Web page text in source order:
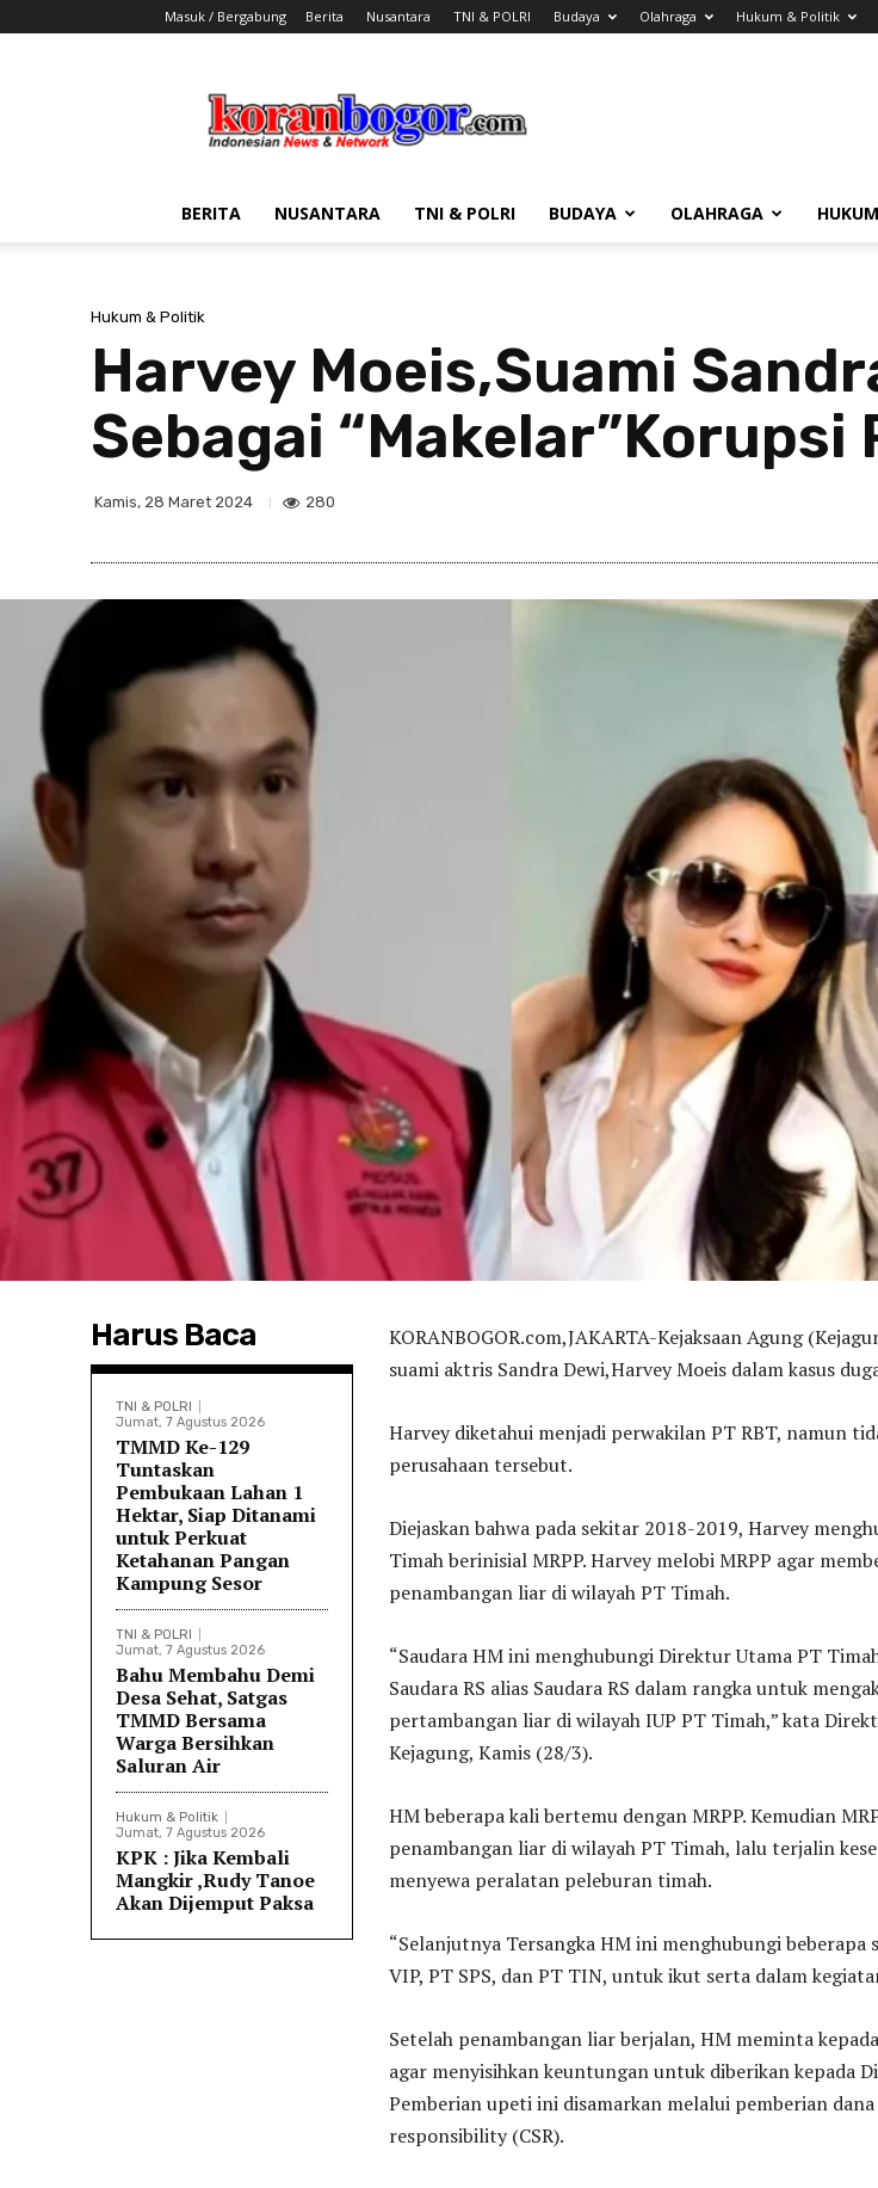
Masuk / Bergabung Berita Nusantara TNI & POLRI Budaya Olahraga Hukum & Politik
Bogor
BERITA NUSANTARA TNI & POLRI BUDAYA OLAHRAGA
Hukum & Politik
Harvey Moeis,Suami
Sebagai “Makelar”Korupsi
Kamis, 28 Maret 2024 280
Harus Baca
TNI & POLRI
Jumat, 7 Agustus 2026
TMMD Ke-129
Tuntaskan
Pembukaan Lahan 1
Hektar, Siap Ditanami
untuk Perkuat
Ketahanan Pangan
Kampung Sesor
TNI & POLRI
Jumat, 7 Agustus 2026
Bahu Membahu Demi
Desa Sehat, Satgas
TMMD Bersama
Warga Bersihkan
Saluran Air
Hukum & Politik
Jumat, 7 Agustus 2026
KPK : Jika Kembali
Mangkir ,Rudy Tanoe
Akan Dijemput Paksa
KORANBOGOR.com,JAKARTA-Kejaksaan Agung
suami aktris Sandra Dewi,Harvey Moeis dalam kasus
Harvey diketahui menjadi perwakilan PT RBT, namun
perusahaan tersebut.
Diejaskan bahwa pada sekitar 2018-2019, Harvey
Timah berinisial MRPP. Harvey melobi MRPP agar
penambangan liar di wilayah PT Timah.
“Saudara HM ini menghubungi Direktur Utama PT
Saudara RS alias Saudara RS dalam rangka untuk
pertambangan liar di wilayah IUP PT Timah,” kata
Kejagung, Kamis (28/3).
HM beberapa kali bertemu dengan MRPP. Kemudian
penambangan liar di wilayah PT Timah, lalu terjalin
menyewa peralatan peleburan timah.
“Selanjutnya Tersangka HM ini menghubungi beberapa
VIP, PT SPS, dan PT TIN, untuk ikut serta dalam
Setelah penambangan liar berjalan, HM meminta
agar menyisihkan keuntungan untuk diberikan kepada
Pemberian upeti ini disamarkan melalui pemberian
responsibility (CSR).